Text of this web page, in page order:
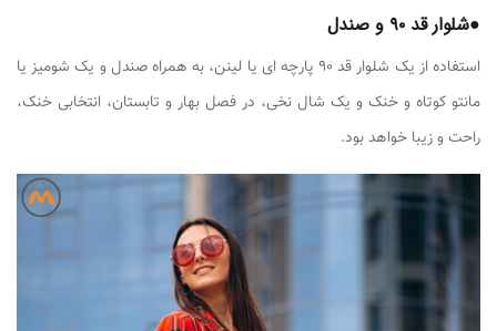
●شلوار قد ۹۰ و صندل
استفاده از یک شلوار قد ۹۰ پارچه ای یا لینن، به همراه صندل و یک شومیز یا
مانتو کوتاه و خنک و یک شال نخی، در فصل بهار و تابستان، انتخابی خنک،
راحت و زیبا خواهد بود.